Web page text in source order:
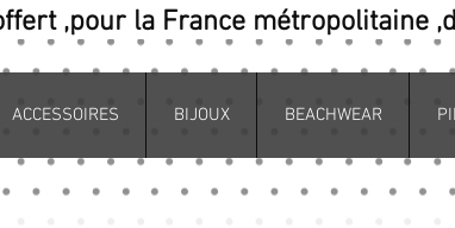
,pour la France métropolitaine
ACCESSOIRES BIJOUX BEACHWEAR